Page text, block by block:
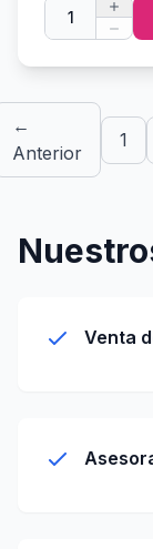
1
←
Anterior
1
Venta